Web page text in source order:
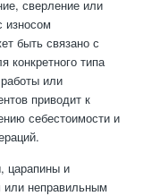
сверление или
износом
быть связано с
конкретного типа
или
приводит к
себестоимости и
и
неправильным